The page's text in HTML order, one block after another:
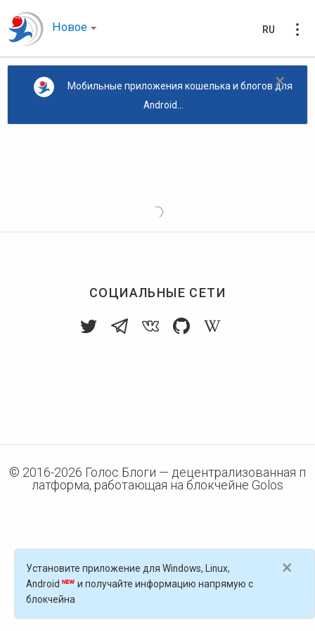
Новое RU
×
Мобильные приложения кошелька и блогов для
Android...
СОЦИАЛЬНЫЕ СЕТИ
© 2016-2026 Голос Блоги — децентрализованная п
латформа, работающая на блокчейне Golos
×
Установите приложение для Windows, Linux,
Android
и получайте информацию напрямую с
блокчейна